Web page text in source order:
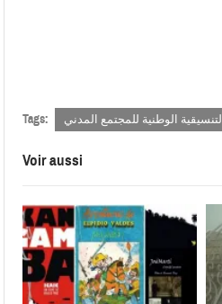
Tags: التنسيقية الوطنية للمجتمع المدني
Voir aussi